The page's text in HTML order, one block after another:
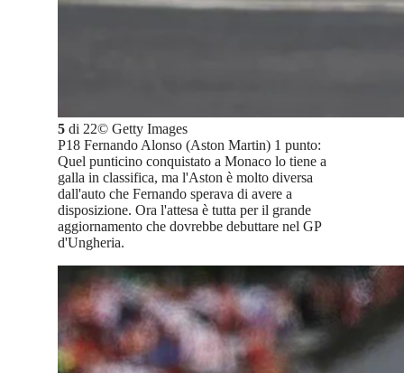
5 di 22© Getty Images
P18 Fernando Alonso (Aston Martin) 1 punto:
Quel punticino conquistato a Monaco lo tiene a
galla in classifica, ma l'Aston è molto diversa
dall'auto che Fernando sperava di avere a
disposizione. Ora l'attesa è tutta per il grande
aggiornamento che dovrebbe debuttare nel GP
d'Ungheria.